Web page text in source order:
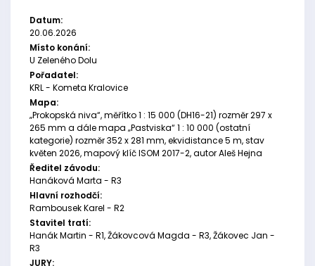
Datum:
20.06.2026
Místo konání:
U Zeleného Dolu
Pořadatel:
KRL - Kometa Kralovice
Mapa:
„Prokopská niva“, měřítko 1 : 15 000 (DH16-21) rozměr 297 x
265 mm a dále mapa „Pastviska“ 1 : 10 000 (ostatní
kategorie) rozměr 352 x 281 mm, ekvidistance 5 m, stav
květen 2026, mapový klíč ISOM 2017-2, autor Aleš Hejna
Ředitel závodu:
Hanáková Marta - R3
Hlavní rozhodčí:
Rambousek Karel - R2
Stavitel tratí:
Hanák Martin - R1, Žákovcová Magda - R3, Žákovec Jan -
R3
JURY: